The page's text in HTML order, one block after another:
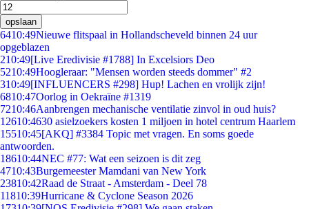
opslaan
6410:49Nieuwe flitspaal in Hollandscheveld binnen 24 uur
opgeblazen
210:49[Live Eredivisie #1788] In Excelsiors Deo
5210:49Hoogleraar: "Mensen worden steeds dommer" #2
310:49[INFLUENCERS #298] Hup! Lachen en vrolijk zijn!
6810:47Oorlog in Oekraïne #1319
7210:46Aanbrengen mechanische ventilatie zinvol in oud huis?
12610:4630 asielzoekers kosten 1 miljoen in hotel centrum Haarlem
15510:45[AKQ] #3384 Topic met vragen. En soms goede
antwoorden.
18610:44NEC #77: Wat een seizoen is dit zeg
4710:43Burgemeester Mamdani van New York
23810:42Raad de Straat - Amsterdam - Deel 78
11810:39Hurricane & Cyclone Season 2026